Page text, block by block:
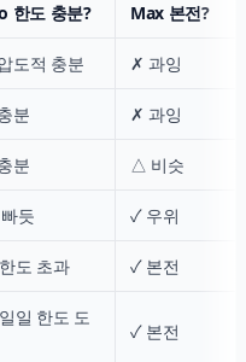
한도 충분? Max 본전?
도적 충분 ✗ 과잉
분 ✗ 과잉
분 △ 비슷
듯 ✓ 우위
도 초과 ✓ 본전
일 한도 도
✓ 본전